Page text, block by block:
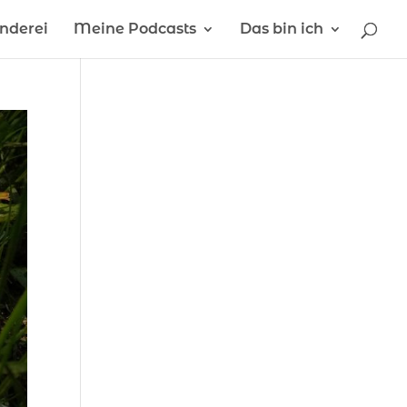
Meine Podcasts Das bin ich